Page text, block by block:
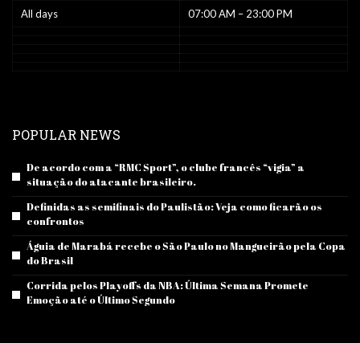
All days 07:00 AM – 23:00 PM
POPULAR NEWS
De acordo com a “RMC Sport”, o clube francês “vigia” a
situação do atacante brasileiro.
Definidas as semifinais do Paulistão: Veja como ficarão os
confrontos
Águia de Marabá recebe o São Paulo no Mangueirão pela Copa
do Brasil
Corrida pelos Playoffs da NBA: Última Semana Promete
Emoção até o Último Segundo